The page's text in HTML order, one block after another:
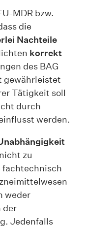
MDR bzw.
die
Nachteile
korrekt
des BAG
gewährleistet
Tätigkeit soll
durch
werden.
zu
fachtechnisch
weder
der
Jedenfalls